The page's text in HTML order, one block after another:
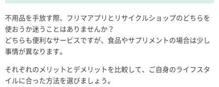
不用品を手放す際、フリマアプリとリサイクルショップのどちらを
使おうか迷うことはありませんか？
どちらも便利なサービスですが、食品やサプリメントの場合は少し
事情が異なります。
それぞれのメリットとデメリットを比較して、ご自身のライフスタ
イルに合った方法を選びましょう。